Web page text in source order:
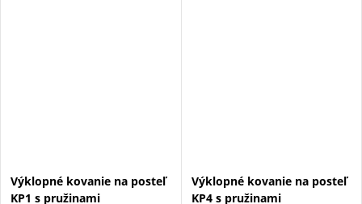
Výklopné kovanie na posteľ
KP1 s pružinami
Výklopné kovanie na posteľ
KP4 s pružinami